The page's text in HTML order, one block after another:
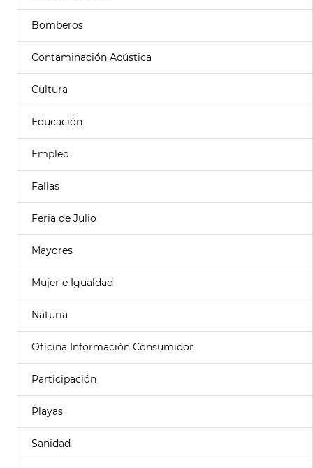
Bomberos
Contaminación Acústica
Cultura
Educación
Empleo
Fallas
Feria de Julio
Mayores
Mujer e Igualdad
Naturia
Oficina Información Consumidor
Participación
Playas
Sanidad